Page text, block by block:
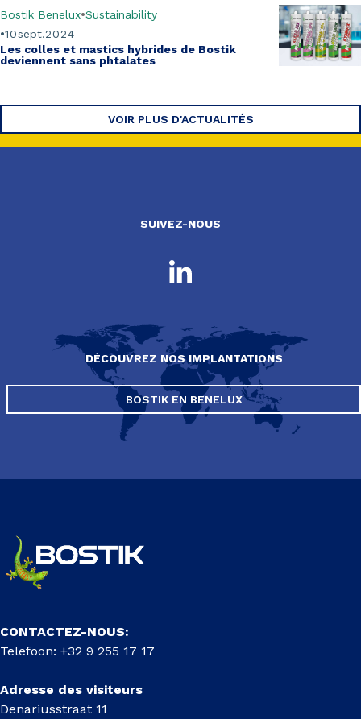
sept.
10 2024
Bostik Benelux Sustainability
Les colles et mastics hybrides de Bostik
deviennent sans phtalates
VOIR PLUS D'ACTUALITÉS
SUIVEZ-NOUS
DÉCOUVREZ NOS IMPLANTATIONS
BOSTIK EN BENELUX
CONTACTEZ-NOUS:
Telefoon: +32 9 255 17 17
Adresse des visiteurs
Denariusstraat 11